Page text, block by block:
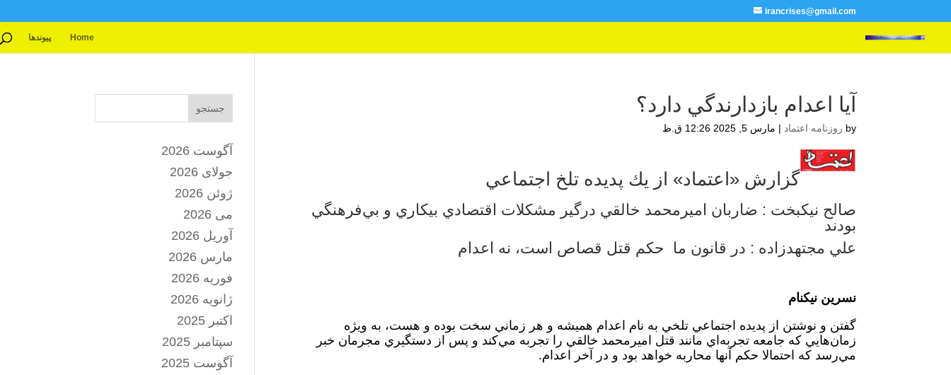
irancrises@gmail.com
Home پیوندها
آيا اعدام بازدارندگي دارد؟
by روزنامه اعتماد | مارس 5, 2025 12:26 ق.ظ
گزارش «اعتماد» از يك پديده تلخ اجتماعي
صالح نيكبخت : ضاربان اميرمحمد خالقي درگير مشكلات اقتصادي بيكاري و بي‌فرهنگي
بودند
علي مجتهدزاده : در قانون ما حكم قتل قصاص است، نه اعدام
نسرين نيكنام
گفتن و نوشتن از پديده اجتماعي تلخي به نام اعدام هميشه و هر زماني سخت بوده و هست، به ويژه
زمان‌هايي كه جامعه تجربه‌اي مانند قتل اميرمحمد خالقي را تجربه مي‌كند و پس از دستگيري مجرمان خبر
مي‌رسد كه احتمالا حكم آنها محاربه خواهد بود و در آخر اعدام.
جستجو
آگوست 2026
جولای 2026
ژوئن 2026
می 2026
آوریل 2026
مارس 2026
فوریه 2026
ژانویه 2026
اکتبر 2025
سپتامبر 2025
آگوست 2025